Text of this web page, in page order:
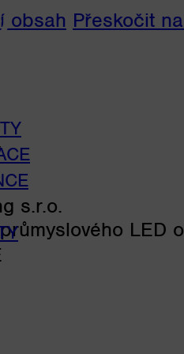
obsah Přeskočit
s.r.o.
LED